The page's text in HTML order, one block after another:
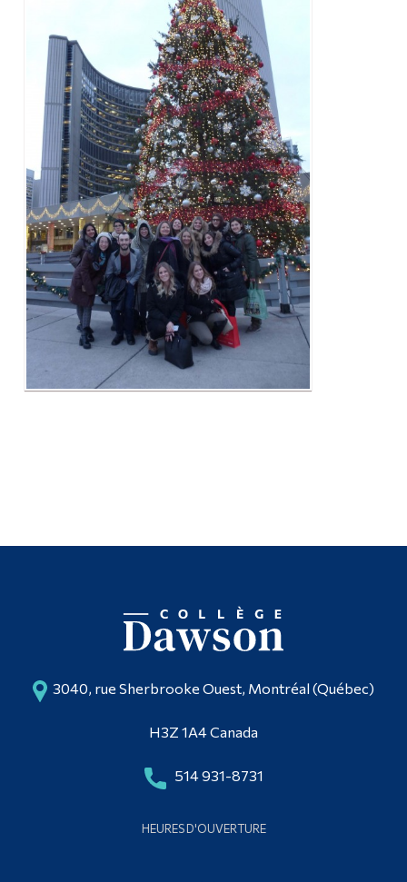
3040, rue Sherbrooke Ouest, Montréal (Québec)
H3Z 1A4 Canada
514 931-8731
HEURES D'OUVERTURE